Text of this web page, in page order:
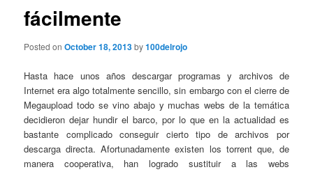
fácilmente
Posted onOctober 18, 2013by100delrojo
Hasta hace unos años descargar programas y archivos de
Internet era algo totalmente sencillo, sin embargo con el cierre de
Megaupload todo se vino abajo y muchas webs de la temática
decidieron dejar hundir el barco, por lo que en la actualidad es
bastante complicado conseguir cierto tipo de archivos por
descarga directa. Afortunadamente existen los torrent que, de
manera cooperativa, han logrado sustituir a las webs